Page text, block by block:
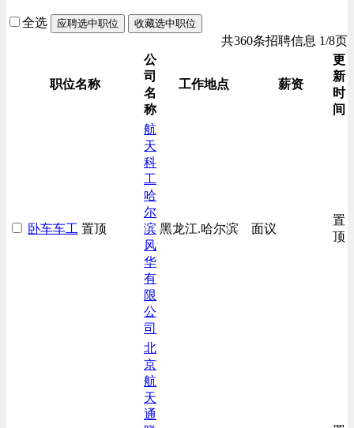
通信/移动互联网/手机类
技工/维修类
生产/加工/认证类
全选 应聘选中职位 收藏选中职位
共360条招聘信息 1/8页
职位名称
公
司
名
称
工作地点 薪资
更
新
时
间
卧车车工 置顶
航
天
科
工
哈
尔
滨
风
华
有
限
公
司
黑龙江.哈尔滨 面议
置
顶
北
京
航
天
通